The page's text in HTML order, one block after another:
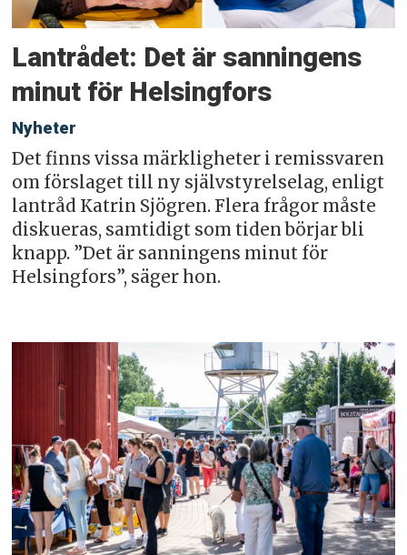
Lantrådet: Det är sanningens
minut för Helsingfors
Nyheter
Det finns vissa märkligheter i remissvaren
om förslaget till ny självstyrelselag, enligt
lantråd Katrin Sjögren. Flera frågor måste
diskueras, samtidigt som tiden börjar bli
knapp. ”Det är sanningens minut för
Helsingfors”, säger hon.